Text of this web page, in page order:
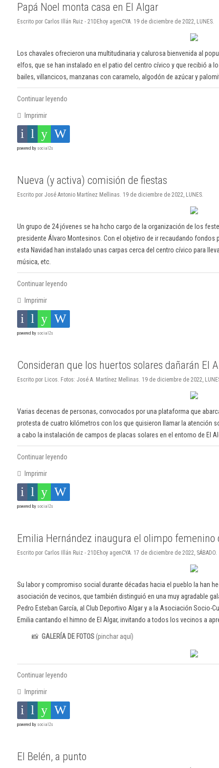
Papá Noel monta casa en El Algar
Escrito por Carlos Illán Ruiz - 21DEhoy agenCYA. 19 de diciembre de 2022, LUNES.
Los chavales ofrecieron una multitudinaria y calurosa bienvenida al
elfos, que se han instalado en el patio del centro cívico y que recibió a
bailes, villancicos, manzanas con caramelo, algodón de azúcar y
Continuar leyendo
Imprimir
powered by social2s
Nueva (y activa) comisión de fiestas
Escrito por José Antonio Martínez Mellinas. 19 de diciembre de 2022, LUNES.
Un grupo de 24 jóvenes se ha hcho cargo de la organización de los
presidente Álvaro Montesinos. Con el objetivo de ir recaudando fondos
esta Navidad han instalado unas carpas cerca del centro cívico para
música, etc.
Continuar leyendo
Imprimir
powered by social2s
Consideran que los huertos solares dañarán El
Escrito por Licos. Fotos: José A. Martínez Mellinas. 19 de diciembre de 2022,
Varias decenas de personas, convocados por una plataforma que
protesta de cuatro kilómetros con los que quisieron llamar la atención
a cabo la instalación de campos de placas solares en el entorno de El
Continuar leyendo
Imprimir
powered by social2s
Emilia Hernández inaugura el olimpo femenino
Escrito por Carlos Illán Ruiz - 21DEhoy agenCYA. 17 de diciembre de 2022, SÁBADO.
Su labor y compromiso social durante décadas hacia el pueblo la han
asociación de vecinos, que también distinguió en una muy agradable
Pedro Esteban García, al Club Deportivo Algar y a la Asociación Socio-
Emilia cantando el himno de El Algar, invitando a todos los vecinos a
📸 GALERÍA DE FOTOS(pinchar aquí)
Continuar leyendo
Imprimir
powered by social2s
El Belén, a punto